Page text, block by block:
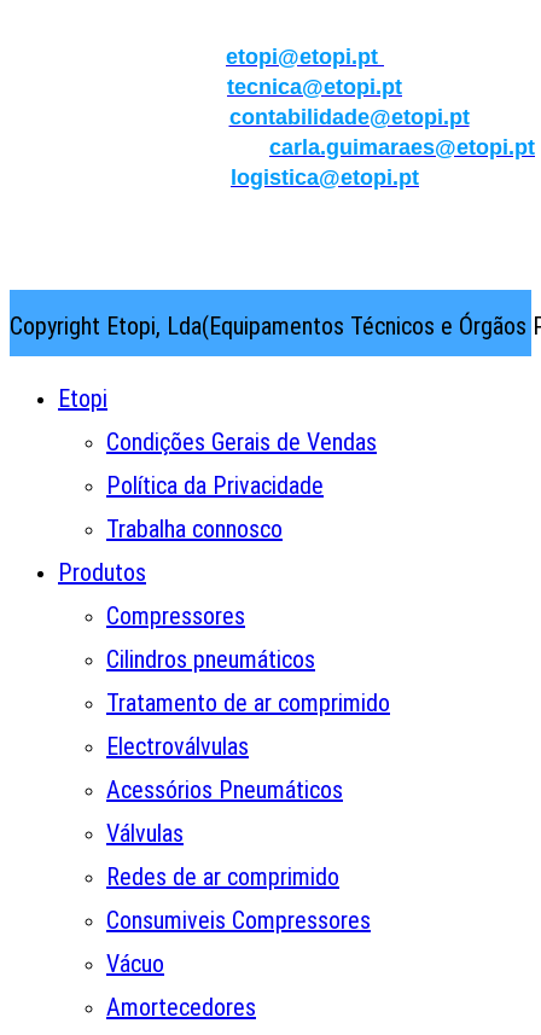
etopi@etopi.pt
tecnica@etopi.pt
contabilidade@etopi.pt
carla.guimaraes@etopi.pt
logistica@etopi.pt
Copyright Etopi, Lda(Equipamentos Técnicos e
Etopi
Condições Gerais de Vendas
Política da Privacidade
Trabalha connosco
Produtos
Compressores
Cilindros pneumáticos
Tratamento de ar comprimido
Electroválvulas
Acessórios Pneumáticos
Válvulas
Redes de ar comprimido
Consumiveis Compressores
Vácuo
Amortecedores